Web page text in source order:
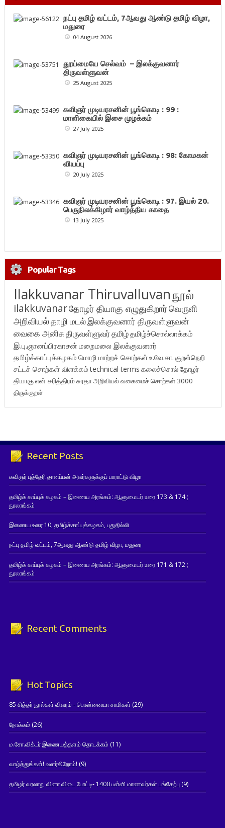
நட்பு தமிழ் வட்டம், 7ஆவது ஆண்டு தமிழ் விழா,
மதுரை
04 August 2026
தூய்மையே செல்வம் – இலக்குவனார்
திருவள்ளுவன்
25 August 2025
கவிஞர் முடியரசனின் பூங்கொடி : 99 :
மாளிகையில் இசை முழக்கம்
27 July 2025
கவிஞர் முடியரசனின் பூங்கொடி : 98: கோமகன்
வியப்பு
20 July 2025
கவிஞர் முடியரசனின் பூங்கொடி : 97. இயல் 20.
பெருநிலக்கிழார் வாழ்த்திய காதை
13 July 2025
Popular Tags
Ilakkuvanar Thiruvalluvanநூல்
ilakkuvanarதோழர் தியாகு எழுதுகிறார்வெருளி
அறிவியல்தாழி மடல்இலக்குவனார் திருவள்ளுவன்
வைகை அனிசுதிருவள்ளுவர்தமிழ்தமிழ்ச்சொல்லாக்கம்
இ.பு.ஞானப்பிரகாசன் மறைமலை இலக்குவனார்
தமிழ்க்காப்புக்கழகம் மொழி மாற்றச் சொற்கள்உ.வே.சா. குறள்நெறி
சட்டச் சொற்கள் விளக்கம்technical terms கலைச்சொல்தோழர்
தியாகுஎன் சரித்திரம்சுரதாஅறிவியல் வகைமைச் சொற்கள் 3000
திருக்குறள்
Recent Posts
கவிஞர் புத்தேரி தானப்பன் அவர்களுக்குப் பாராட்டு விழா
தமிழ்க் காப்புக் கழகம் – இணைய அரங்கம்: ஆளுமையர் உரை 173 & 174 ;
நூலரங்கம்
இணைய உரை 10, தமிழ்க்காப்புக்கழகம், புதுதில்லி
நட்பு தமிழ் வட்டம், 7ஆவது ஆண்டு தமிழ் விழா, மதுரை
தமிழ்க் காப்புக் கழகம் – இணைய அரங்கம்: ஆளுமையர் உரை 171 & 172 ;
நூலரங்கம்
Recent Comments
Hot Topics
85 சித்தர் நூல்கள் விவரம் - பொன்னையா சாமிகள் (29)
நோக்கம் (26)
ம.சோ.விக்டர் இணையத்தளம் தொடக்கம் (11)
வாழ்த்துங்கள்! வளர்கிறோம்! (9)
தமிழர் வரலாறு வினா விடை போட்டி- 1400 பள்ளி மாணவர்கள் பங்கேற்பு(9)